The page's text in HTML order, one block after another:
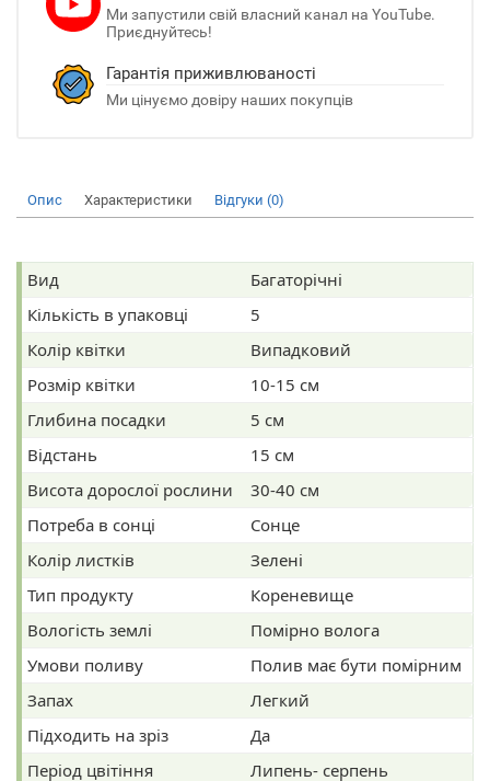
Ми запустили свій власний канал на YouTube.
Приєднуйтесь!
Гарантія приживлюваності
Ми цінуємо довіру наших покупців
Опис Характеристики Відгуки (0)
Вид
Багаторічні
Кількість в упаковці
5
Колір квітки
Випадковий
Розмір квітки
10-15 см
Глибина посадки
5 см
Відстань
15 см
Висота дорослої рослини
30-40 см
Потреба в сонці
Сонце
Колір листків
Зелені
Тип продукту
Кореневище
Вологість землі
Помірно волога
Умови поливу
Полив має бути помірним
Запах
Легкий
Підходить на зріз
Да
Період цвітіння
Липень- серпень